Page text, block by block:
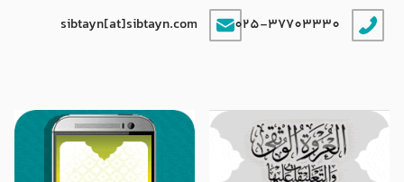
025-37703330
sibtayn[at]sibtayn.com